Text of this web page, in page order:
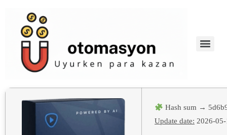
Hash sum →
Update date: 2026-